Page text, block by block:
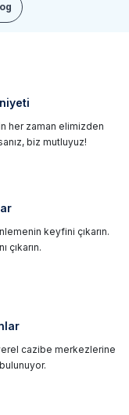
her zaman elimizden
biz mutluyuz!
keyfini çıkarın.
çıkarın.
cazibe merkezlerine